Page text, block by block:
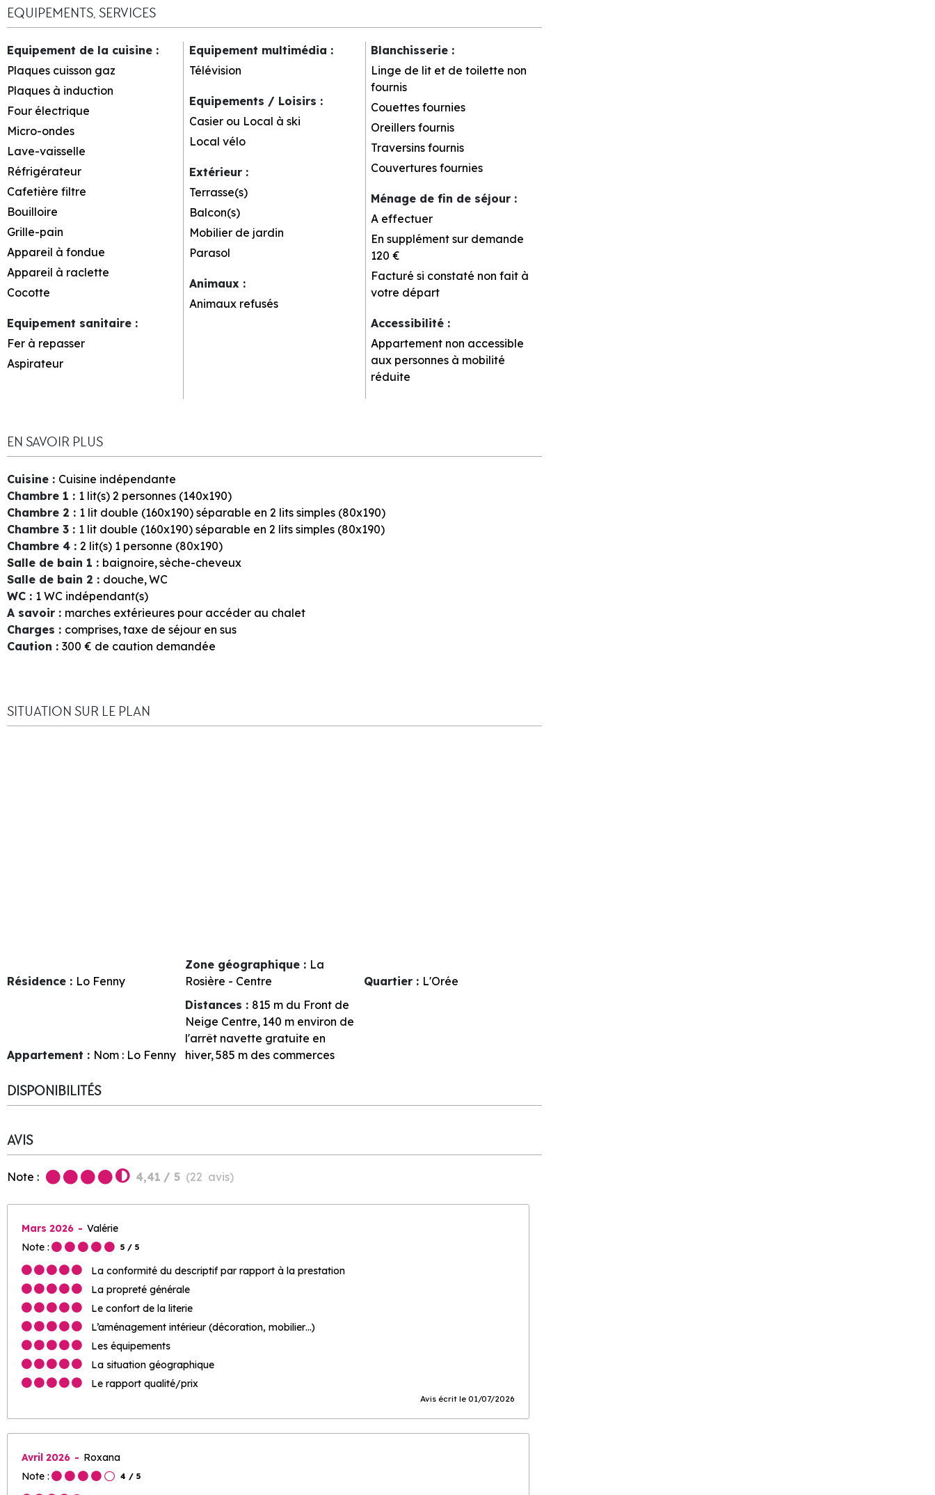
EQUIPEMENTS, SERVICES
Equipement de la cuisine :
Plaques cuisson gaz
Plaques à induction
Four électrique
Micro-ondes
Lave-vaisselle
Réfrigérateur
Cafetière filtre
Bouilloire
Grille-pain
Appareil à fondue
Appareil à raclette
Cocotte
Equipement sanitaire :
Fer à repasser
Aspirateur
Equipement multimédia :
Télévision
Equipements / Loisirs :
Casier ou Local à ski
Local vélo
Extérieur :
Terrasse(s)
Balcon(s)
Mobilier de jardin
Parasol
Animaux :
Animaux refusés
Blanchisserie :
Linge de lit et de toilette non
fournis
Couettes fournies
Oreillers fournis
Traversins fournis
Couvertures fournies
Ménage de fin de séjour :
A effectuer
En supplément sur demande
120 €
Facturé si constaté non fait à
votre départ
Accessibilité :
Appartement non accessible
aux personnes à mobilité
réduite
EN SAVOIR PLUS
Cuisine : Cuisine indépendante
Chambre 1 : 1 lit(s) 2 personnes (140x190)
Chambre 2 : 1 lit double (160x190) séparable en 2 lits simples (80x190)
Chambre 3 : 1 lit double (160x190) séparable en 2 lits simples (80x190)
Chambre 4 : 2 lit(s) 1 personne (80x190)
Salle de bain 1 : baignoire sèche-cheveux
Salle de bain 2 : douche WC
WC : 1 WC indépendant(s)
A savoir : marches extérieures pour accéder au chalet
Charges : comprises taxe de séjour en sus
Caution : 300 € de caution demandée
SITUATION SUR LE PLAN
Résidence : Lo Fenny
Zone géographique : La
Rosière - Centre
Quartier : L'Orée
Appartement : Nom : Lo Fenny
Distances : 815 m du Front de
Neige Centre 140 m environ de
l'arrêt navette gratuite en
hiver 585 m des commerces
DISPONIBILITÉS
AVIS
Note : 4,41 / 5 (22 avis)
Mars 2026
Valérie
Note :
5 / 5
La conformité du descriptif par rapport à la prestation
La propreté générale
Le confort de la literie
L’aménagement intérieur (décoration, mobilier…)
Les équipements
La situation géographique
Le rapport qualité/prix
Avis écrit le 01/07/2026
Avril 2026
Roxana
Note :
4 / 5